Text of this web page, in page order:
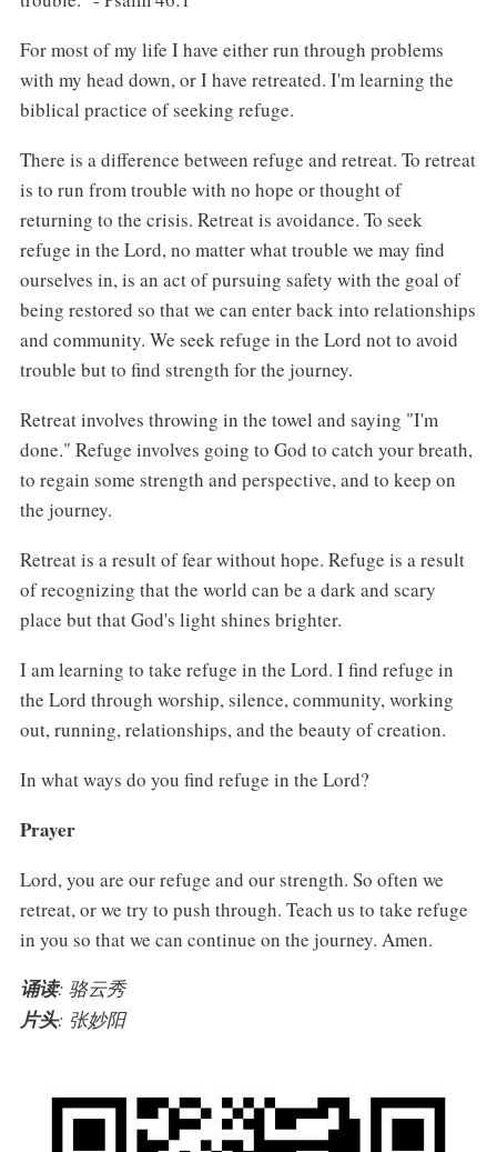
For most of my life I have either run through problems
with my head down, or I have retreated. I'm learning the
biblical practice of seeking refuge.
There is a difference between refuge and retreat. To retreat
is to run from trouble with no hope or thought of
returning to the crisis. Retreat is avoidance. To seek
refuge in the Lord, no matter what trouble we may find
ourselves in, is an act of pursuing safety with the goal of
being restored so that we can enter back into relationships
and community. We seek refuge in the Lord not to avoid
trouble but to find strength for the journey.
Retreat involves throwing in the towel and saying "I'm
done." Refuge involves going to God to catch your breath,
to regain some strength and perspective, and to keep on
the journey.
Retreat is a result of fear without hope. Refuge is a result
of recognizing that the world can be a dark and scary
place but that God's light shines brighter.
I am learning to take refuge in the Lord. I find refuge in
the Lord through worship, silence, community, working
out, running, relationships, and the beauty of creation.
In what ways do you find refuge in the Lord?
Prayer
Lord, you are our refuge and our strength. So often we
retreat, or we try to push through. Teach us to take refuge
in you so that we can continue on the journey. Amen.
诵读: 骆云秀
片头: 张妙阳